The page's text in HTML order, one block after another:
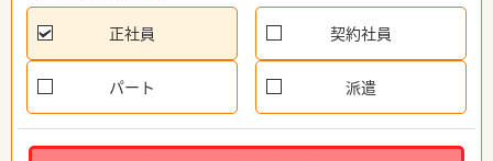
正社員 契約社員
パート 派遣